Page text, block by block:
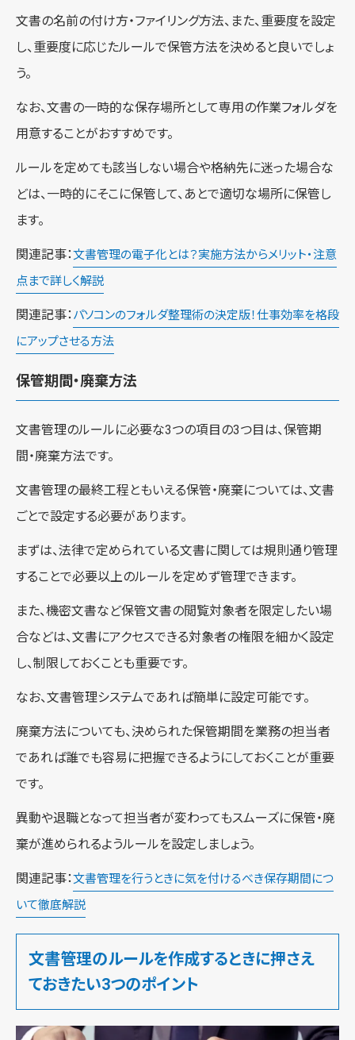
文書の名前の付け方・ファイリング方法、また、重要度を設定
し、重要度に応じたルールで保管方法を決めると良いでしょ
う。
なお、文書の一時的な保存場所として専用の作業フォルダを
用意することがおすすめです。
ルールを定めても該当しない場合や格納先に迷った場合な
どは、一時的にそこに保管して、あとで適切な場所に保管し
ます。
関連記事：文書管理の電子化とは？実施方法からメリット・注意
点まで詳しく解説
関連記事： パソコンのフォルダ整理術の決定版！仕事効率を格段
にアップさせる方法
保管期間・廃棄方法
文書管理のルールに必要な3つの項目の3つ目は、保管期
間・廃棄方法です。
文書管理の最終工程ともいえる保管・廃棄については、文書
ごとで設定する必要があります。
まずは、法律で定められている文書に関しては規則通り管理
することで必要以上のルールを定めず管理できます。
また、機密文書など保管文書の閲覧対象者を限定したい場
合などは、文書にアクセスできる対象者の権限を細かく設定
し、制限しておくことも重要です。
なお、文書管理システムであれば簡単に設定可能です。
廃棄方法についても、決められた保管期間を業務の担当者
であれば誰でも容易に把握できるようにしておくことが重要
です。
異動や退職となって担当者が変わってもスムーズに保管・廃
棄が進められるようルールを設定しましょう。
関連記事：文書管理を行うときに気を付けるべき保存期間につ
いて徹底解説
文書管理のルールを作成するときに押さえ
ておきたい3つのポイント